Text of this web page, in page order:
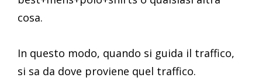
cosa.
In questo modo, quando si guida il traffico,
si sa da dove proviene quel traffico.